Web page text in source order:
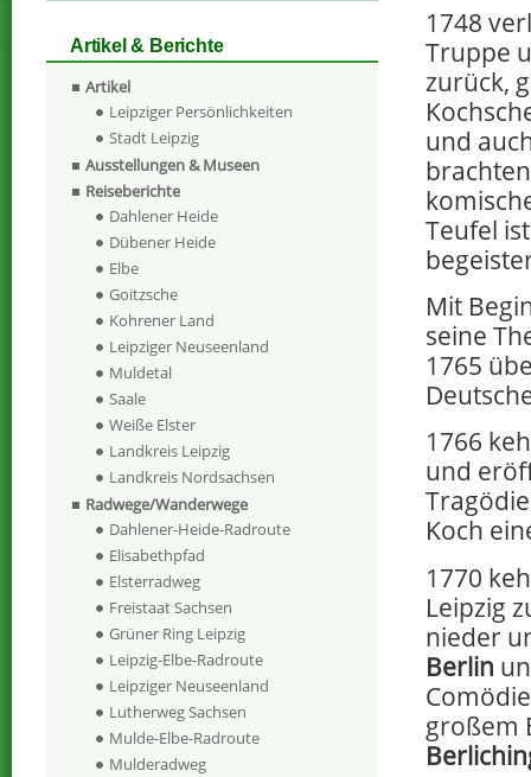
1748
Truppe
zurück,
und
Teufel
Mit
seine
1765
1766
und
Koch
1770
Leipzig
nieder
Berlin
großem
Artikel & Berichte
Artikel
Leipziger Persönlichkeiten
Stadt Leipzig
Ausstellungen & Museen
Reiseberichte
Dahlener Heide
Dübener Heide
Elbe
Goitzsche
Kohrener Land
Leipziger Neuseenland
Muldetal
Saale
Weiße Elster
Landkreis Leipzig
Landkreis Nordsachsen
Radwege/Wanderwege
Dahlener-Heide-Radroute
Elisabethpfad
Elsterradweg
Freistaat Sachsen
Grüner Ring Leipzig
Leipzig-Elbe-Radroute
Leipziger Neuseenland
Lutherweg Sachsen
Mulde-Elbe-Radroute
Mulderadweg